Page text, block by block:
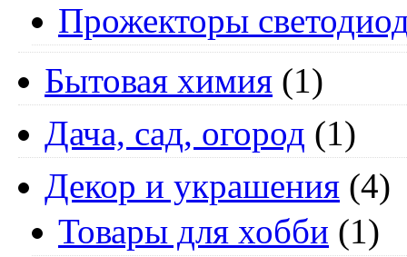
Прожекторы
Бытовая химия (1)
Дача, сад, огород (1)
Декор и украшения (4)
Товары для хобби (1)